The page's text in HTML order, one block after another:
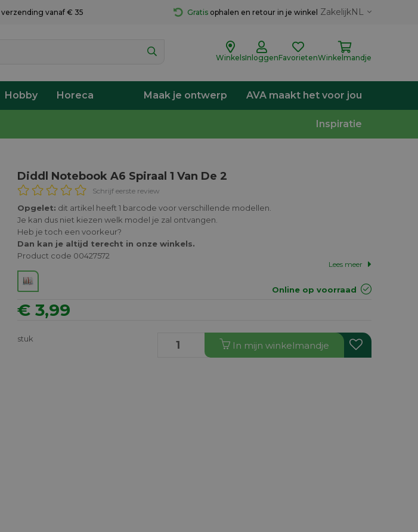
verzending vanaf € 35 Gratis ophalen en retour in je winkel ZakelijkNL
WinkelsInloggenFavorietenWinkelmandje
Hobby Horeca Maak je ontwerp AVA maakt het voor jou
Inspiratie
Diddl Notebook A6 Spiraal 1 Van De 2
Schrijf eerste review
Opgelet: dit artikel heeft 1 barcode voor verschillende modellen.
Je kan dus niet kiezen welk model je zal ontvangen.
Heb je toch een voorkeur?
Dan kan je altijd terecht in onze winkels.
Product code 00427572
Lees meer
Online op voorraad
€ 3,99
stuk
In mijn winkelmandje